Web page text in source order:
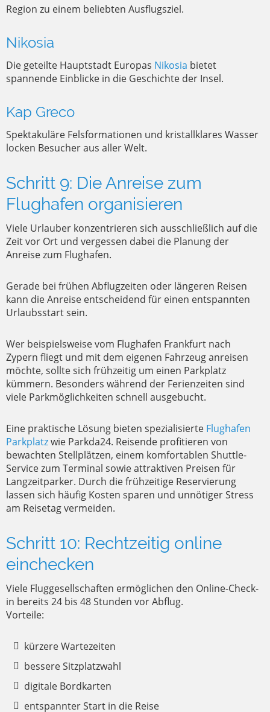
Region zu einem beliebten Ausflugsziel.
Nikosia
Die geteilte Hauptstadt Europas Nikosia bietet
spannende Einblicke in die Geschichte der Insel.
Kap Greco
Spektakuläre Felsformationen und kristallklares Wasser
locken Besucher aus aller Welt.
Schritt 9: Die Anreise zum
Flughafen organisieren
Viele Urlauber konzentrieren sich ausschließlich auf die
Zeit vor Ort und vergessen dabei die Planung der
Anreise zum Flughafen.
Gerade bei frühen Abflugzeiten oder längeren Reisen
kann die Anreise entscheidend für einen entspannten
Urlaubsstart sein.
Wer beispielsweise vom Flughafen Frankfurt nach
Zypern fliegt und mit dem eigenen Fahrzeug anreisen
möchte, sollte sich frühzeitig um einen Parkplatz
kümmern. Besonders während der Ferienzeiten sind
viele Parkmöglichkeiten schnell ausgebucht.
Eine praktische Lösung bieten spezialisierte Flughafen
Parkplatzwie Parkda24. Reisende profitieren von
bewachten Stellplätzen, einem komfortablen Shuttle-
Service zum Terminal sowie attraktiven Preisen für
Langzeitparker. Durch die frühzeitige Reservierung
lassen sich häufig Kosten sparen und unnötiger Stress
am Reisetag vermeiden.
Schritt 10: Rechtzeitig online
einchecken
Viele Fluggesellschaften ermöglichen den Online-Check-
in bereits 24 bis 48 Stunden vor Abflug.
Vorteile:
kürzere Wartezeiten
bessere Sitzplatzwahl
digitale Bordkarten
entspannter Start in die Reise